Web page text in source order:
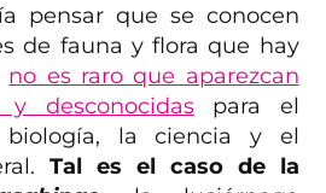
pensar que se conocen
de fauna y flora que hay
no es raro que aparezcan
desconocidaspara el
la ciencia y el
Tal es el caso de la